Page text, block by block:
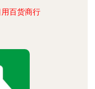
百货商行